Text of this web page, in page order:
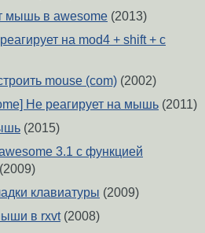
мышь в awesome (2013)
на mod4 + shift + c
mouse (com) (2002)
Не реагирует на мышь (2011)
(2015)
3.1 с функцией
(2009)
клавиатуры (2009)
в rxvt(2008)